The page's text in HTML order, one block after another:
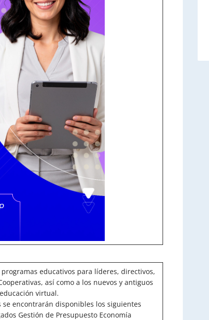
educativos para líderes, directivos,
así como a los nuevos y antiguos
virtual.
encontrarán disponibles los siguientes
Gestión de Presupuesto Economía